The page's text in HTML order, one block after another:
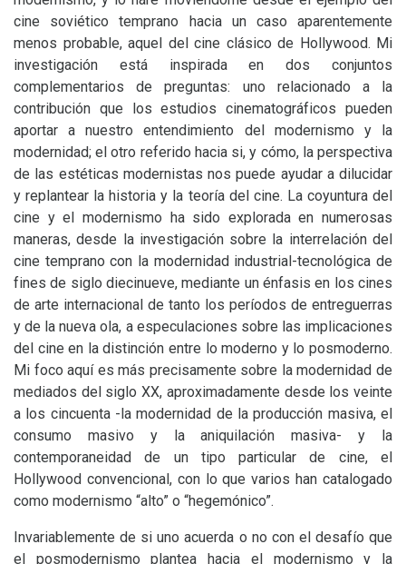
cine soviético temprano hacia un caso aparentemente
menos probable, aquel del cine clásico de Hollywood. Mi
investigación está inspirada en dos conjuntos
complementarios de preguntas: uno relacionado a la
contribución que los estudios cinematográficos pueden
aportar a nuestro entendimiento del modernismo y la
modernidad; el otro referido hacia si, y cómo, la perspectiva
de las estéticas modernistas nos puede ayudar a dilucidar
y replantear la historia y la teoría del cine. La coyuntura del
cine y el modernismo ha sido explorada en numerosas
maneras, desde la investigación sobre la interrelación del
cine temprano con la modernidad industrial-tecnológica de
fines de siglo diecinueve, mediante un énfasis en los cines
de arte internacional de tanto los períodos de entreguerras
y de la nueva ola, a especulaciones sobre las implicaciones
del cine en la distinción entre lo moderno y lo posmoderno.
Mi foco aquí es más precisamente sobre la modernidad de
mediados del sigloXX, aproximadamente desde los veinte
a los cincuenta -la modernidad de la producción masiva, el
consumo masivo y la aniquilación masiva- y la
contemporaneidad de un tipo particular de cine, el
Hollywood convencional, con lo que varios han catalogado
como modernismo “alto” o “hegemónico”.
Invariablemente de si uno acuerda o no con el desafío que
el posmodernismo plantea hacia el modernismo y la